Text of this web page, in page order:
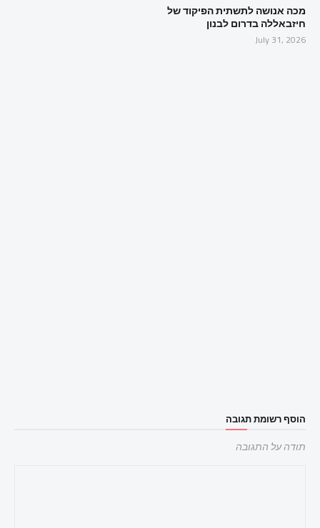
מכה אנושה לתשתית הפיקוד של
חיזבאללה בדרום לבנון
July 31, 2026
הוסף רשומת תגובה
תודה על התגובה